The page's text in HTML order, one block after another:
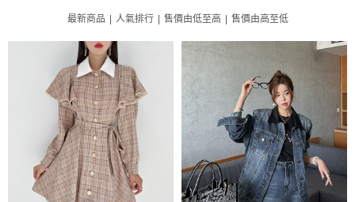
最新商品 人氣排行 售價由低至高 售價由高至低